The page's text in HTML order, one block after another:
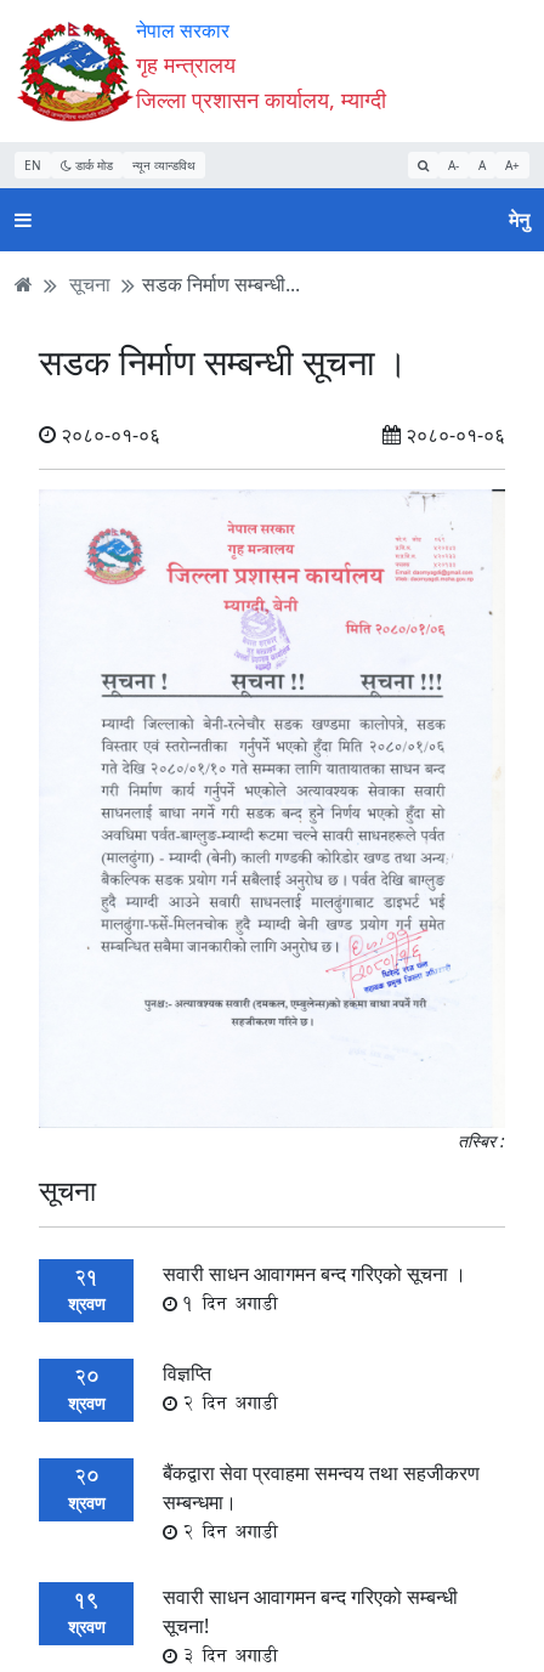
Accessibility
Mode
सुरु
गर्नुहोस्
सामाग्री
पढ्नुहाेस्
नेभिगेसन
पढ्नुहाेस्
वेबसाइट
खोजमा
जानुहोस्
नेपाल सरकार
गृह मन्त्रालय
जिल्ला प्रशासन कार्यालय, म्याग्दी
EN डार्क मोड न्यून व्यान्डविथ A- A A+
मेनु
सूचना सडक निर्माण सम्बन्धी...
सडक निर्माण सम्बन्धी सूचना ।
२०८०-०१-०६ २०८०-०१-०६
तस्बिर :
सूचना
21
श्रवण
सवारी साधन आवागमन बन्द गरिएको सूचना ।
1 दिन अगाडी
20
श्रवण
विज्ञप्ति
2 दिन अगाडी
20
श्रवण
बैंकद्वारा सेवा प्रवाहमा समन्वय तथा सहजीकरण
सम्बन्धमा।
2 दिन अगाडी
19
श्रवण
सवारी साधन आवागमन बन्द गरिएको सम्बन्धी
सूचना!
3 दिन अगाडी